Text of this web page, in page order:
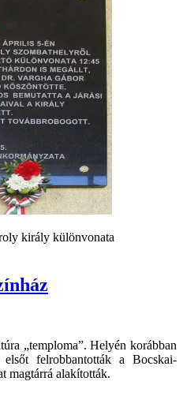
király különvonata
„temploma”. Helyén korábban
felrobbantották a Bocskai-
magtárrá alakították.